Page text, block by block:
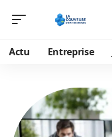
Actu Entreprise